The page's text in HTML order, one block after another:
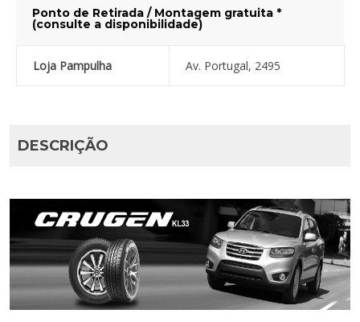
Ponto de Retirada / Montagem gratuita *
(consulte a disponibilidade)
Loja Pampulha Av. Portugal, 2495
DESCRIÇÃO